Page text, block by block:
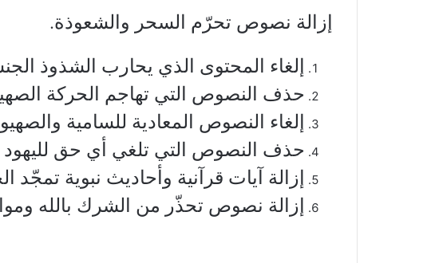
إزالة نصوص تحرّم السحر والشعوذة.
إلغاء المحتوى الذي يحارب الشذوذ
حذف النصوص التي تهاجم الحركة
إلغاء النصوص المعادية للسامية
حذف النصوص التي تلغي أي حق
إزالة آيات قرآنية وأحاديث نبوية تمجّد
إزالة نصوص تحذّر من الشرك بالله